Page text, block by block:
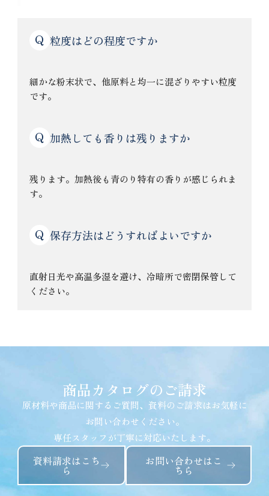
Q 粒度はどの程度ですか
細かな粉末状で、他原料と均一に混ざりやすい粒度
です。
Q 加熱しても香りは残りますか
残ります。加熱後も青のり特有の香りが感じられま
す。
Q 保存方法はどうすればよいですか
直射日光や高温多湿を避け、冷暗所で密閉保管して
ください。
商品カタログのご請求
原材料や商品に関するご質問、資料のご請求はお気軽に
お問い合わせください。
専任スタッフが丁寧に対応いたします。
資料請求はこち
ら
お問い合わせはこ
ちら